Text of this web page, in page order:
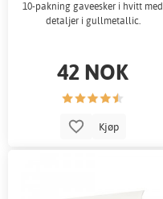
10-pakning gaveesker i hvitt med
detaljer i gullmetallic.
42 NOK
Kjøp